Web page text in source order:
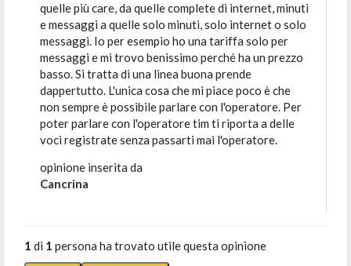
quelle più care, da quelle complete di internet, minuti
e messaggi a quelle solo minuti, solo internet o solo
messaggi. Io per esempio ho una tariffa solo per
messaggi e mi trovo benissimo perché ha un prezzo
basso. Si tratta di una linea buona prende
dappertutto. L'unica cosa che mi piace poco è che
non sempre è possibile parlare con l'operatore. Per
poter parlare con l'operatore tim ti riporta a delle
voci registrate senza passarti mai l'operatore.
opinione inserita da
Cancrina
1 di 1 persona ha trovato utile questa opinione